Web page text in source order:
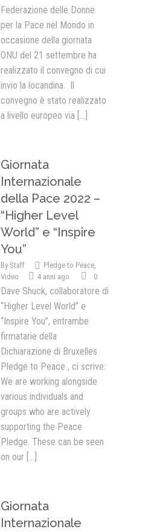
Federazione delle Donne
per la Pace nel Mondo in
occasione della giornata
ONU del 21 settembre ha
realizzato il convegno di cui
invio la locandina. Il
convegno è stato realizzato
a livello europeo via [...]
Giornata
Internazionale
della Pace 2022 –
“Higher Level
World” e “Inspire
You”
By Staff Pledge to Peace,
Video
4 anni ago 0
Dave Shuck, collaboratore di
“Higher Level World” e
“Inspire You”, entrambe
firmatarie della
Dichiarazione di Bruxelles
Pledge to Peace , ci scrive:
We are working alongside
various individuals and
groups who are actively
supporting the Peace
Pledge. These can be seen
on our [...]
Giornata
Internazionale